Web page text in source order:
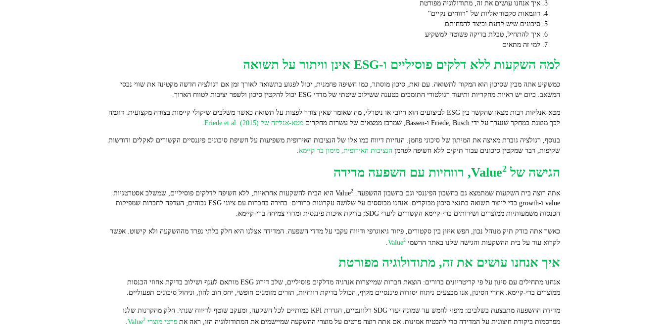
איך אנחנו עושים את זה, מתודולוגיה מפורטת
דוגמאות סקטוריאליות של "רווחים נקיים"
סיכונים שיש לדעת וכיצד להפחיתם
איך להתחיל, טבלת בדיקה פשוטה למשקיע
למי זה מתאים
למה השקעות ללא דלקים פוסיליים ו‑ESG אינן וויתור על תשואה
כמשקיע אתה מבין שסיכון הוא המקור לתשואה. עם זאת, סיכון מוסתר, כמו חשיפה פחמנית, יכול לפגוע בתשואה לאורך זמן אם רגולציה חדשה מקטינה את שווי נכסי
המשאב. כיום יש ראיות מחקריות ותיעוד רגולטורי התומכים בטענה ששילוב שיטתי של מדדי ESG יכול להקטין סיכון ולשפר יציבות לטווח הארוך.
מטא‑אנליזות רבות מצאו שהקשר בין ESG לביצועים הוא חיובי או ניטרלי, מה שאומר שאין צורך לפצות על תשואה כאשר משלבים שיקולי קיימות בצורה מקצועית. דוגמה
לכך מוצגת במחקר שנערך על ידי Friede, Busch ו‑Bassen, שמרכז ממצאים של עשרות מחקרים
מטא‑אנליזה של Friede et al. (2015)
בנוסף, רגולציה גוברת מאיצה את המיתון של סיכוני פחמן. הנחיות דיווח כמו אלו של הנציבות האירופית משפיעות על חשיפת סיכונים פיננסיים הקשורים לאקלים ודורשות
שקיפות, דבר שמקטין סיכונים עבור תיקים ללא חשיפה לפחמן הנציבות האירופית, מימון בר קיימא
הגישה של Value 2 , רווחיות עם השפעה מדידה
אתה רוצה בית השקעות שמתמצא גם בחשבון הפיננסי וגם בחשבון ההשפעה. Value 2
היא הבית להשקעות אחראיות, ללא חשיפה לדלקים פוסיליים, שמשלב אסטרטגיות
value ו‑growth כדי לייצר תשואה בתנאי סיכון מבוקרים. אנחנו מבוססים על שלושה עקרונות ברורים: בחירה בחברות עם ציוני ESG גבוהים; העדפה לחברות שמפיקות
הכנסות משמעותיות ממוצרים ושירותים ברי‑קיימא הקשורים ליעדי SDG; בדיקת איכות פיננסית ומדדי צמיחה ברי‑קיימא.
כאשר אתה בודק תיק מנוהל נכון, חפש איזון בין סקטורים, פיזור גיאוגרפי ודיווח עקבי על מדדי השפעה. המדידה אצלנו היא חלק בלתי נפרד מההשקעה ולא קישוט. אפשר
לקרוא עוד על בית ההשקעות והגישה שלנו באתר הרשמי Value2
איך אנחנו עושים את זה, מתודולוגיה מפורטת
אנחנו מתחילים עם סינון על פי קריטריונים ברורים: הוצאת חברות שמייצרות אנרגיה מדלקים פוסיליים, שלב דירוג ESG מותאם לענף ושילוב בדיקת אחוזי הכנסות
ממוצרים ברי‑קיימא. אחרי הסינון, אנו מבצעים ניתוח יסודות פיננסיים מקיף, הכולל בדיקת רווחיות, תזרים מזומנים חופשי, יחס חוב להון, וניהול סיכונים תפעוליים.
מדידת ההשפעה מתבצעת בשלבים: מיפוי לחמש עד שמונה יעדי SDG רלוונטיים, הגדרת KPI כמותיים לכל השקעה, ומעקב שוטף לדיווח שנתי. חלק מהקרנות שלנו
מפרסמות ביקורת חיצונית על המדידה כדי להבטיח אמינות. אם אתה רוצה פרטים על מוצרי ההשקעה שמיישמים את המתודולוגיה הזו, ראה את פרטי מוצרי Value 2